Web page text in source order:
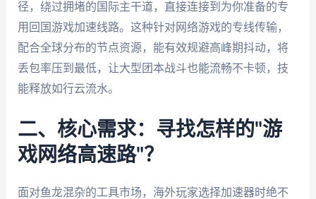
径，绕过拥堵的国际主干道，直接连接到为你准备的专
用回国游戏加速线路。这种针对网络游戏的专线传输，
配合全球分布的节点资源，能有效规避高峰期抖动，将
丢包率压到最低，让大型团本战斗也能流畅不卡顿，技
能释放如行云流水。
二、核心需求：寻找怎样的"游
戏网络高速路"？
面对鱼龙混杂的工具市场，海外玩家选择加速器时绝不